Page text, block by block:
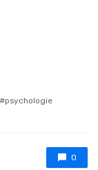
psychologie
0